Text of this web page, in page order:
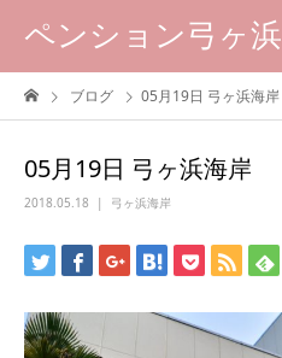
ペンション弓ヶ浜
ブログ 05月19日 弓ヶ浜海岸
05月19日 弓ヶ浜海岸
2018.05.18 弓ヶ浜海岸